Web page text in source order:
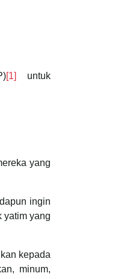
[1]
untuk
yang
ingin
yatim yang
kepada
minum,